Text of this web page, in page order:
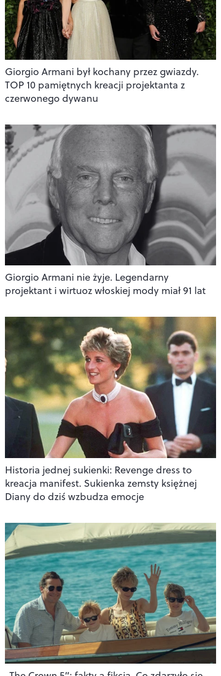
Giorgio Armani był kochany przez gwiazdy.
TOP 10 pamiętnych kreacji projektanta z
czerwonego dywanu
Giorgio Armani nie żyje. Legendarny
projektant i wirtuoz włoskiej mody miał 91 lat
Historia jednej sukienki: Revenge dress to
kreacja manifest. Sukienka zemsty księżnej
Diany do dziś wzbudza emocje